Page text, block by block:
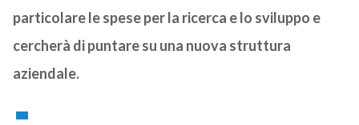
particolare le spese per la ricerca e lo sviluppo e
cercherà di puntare su una nuova struttura
aziendale.